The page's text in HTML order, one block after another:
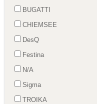
BUGATTI
CHIEMSEE
DesQ
Festina
N/A
Sigma
TROIKA